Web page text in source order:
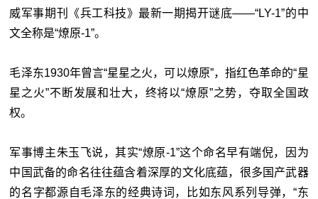
威军事期刊《兵工科技》最新一期揭开谜底——“LY-1”的中
文全称是“燎原-1”。
毛泽东1930年曾言“星星之火，可以燎原”，指红色革命的“星
星之火”不断发展和壮大，终将以“燎原”之势，夺取全国政
权。
军事博主朱玉飞说，其实“燎原-1”这个命名早有端倪，因为
中国武备的命名往往蕴含着深厚的文化底蕴，很多国产武器
的名字都源自毛泽东的经典诗词，比如东风系列导弹，“东